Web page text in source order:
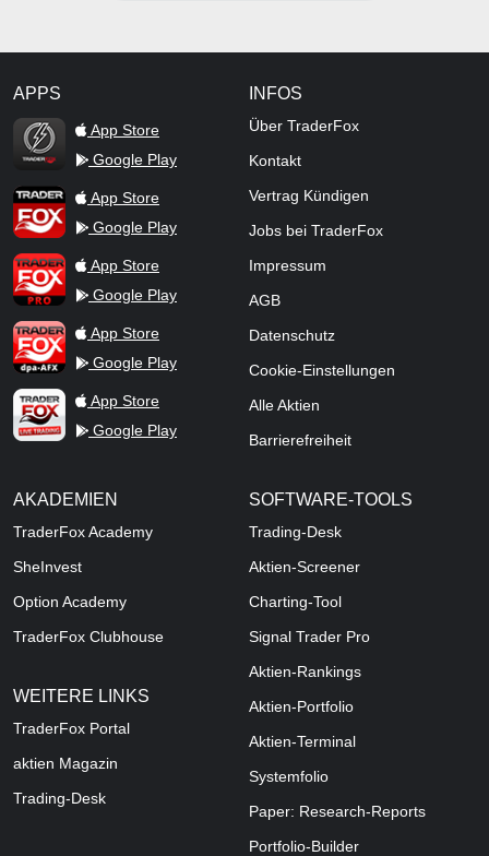
APPS
TraderFox Flash
App Store
Google Play
TraderFox AppApp Store
Google Play
TraderFox ProApp Store
Google Play
TraderFox dpa-AFX ProFeed
App Store
Google Play
TraderFox Live Trading
App Store
Google Play
INFOS
Über TraderFox
Kontakt
Vertrag Kündigen
Jobs bei TraderFox
Impressum
AGB
Datenschutz
Cookie-Einstellungen
Alle Aktien
Barrierefreiheit
AKADEMIEN
TraderFox Academy
SheInvest
Option Academy
TraderFox Clubhouse
WEITERE LINKS
TraderFox Portal
aktien Magazin
Trading-Desk
SOFTWARE-TOOLS
Trading-Desk
Aktien-Screener
Charting-Tool
Signal Trader Pro
Aktien-Rankings
Aktien-Portfolio
Aktien-Terminal
Systemfolio
Paper: Research-Reports
Portfolio-Builder